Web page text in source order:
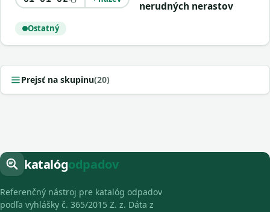
nerudných nerastov
Ostatný
Prejsť na skupinu(20)
katalógodpadov
Referenčný nástroj pre katalóg odpadov
podľa vyhlášky č. 365/2015 Z. z. Dáta z